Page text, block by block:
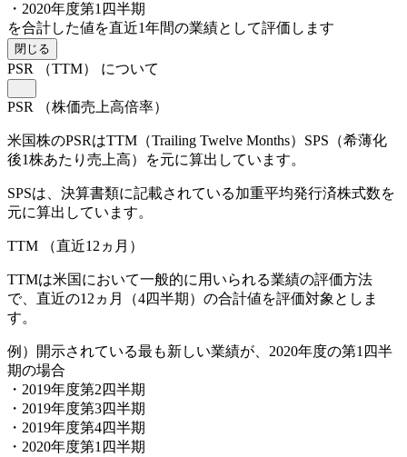
・2020年度第1四半期
を合計した値を直近1年間の業績として評価します
閉じる
PSR （TTM） について
PSR （株価売上高倍率）
米国株のPSRはTTM（Trailing Twelve Months）SPS（希薄化
後1株あたり売上高）を元に算出しています。
SPSは、決算書類に記載されている加重平均発行済株式数を
元に算出しています。
TTM （直近12ヵ月）
TTMは米国において一般的に用いられる業績の評価方法
で、直近の12ヵ月（4四半期）の合計値を評価対象としま
す。
例）開示されている最も新しい業績が、2020年度の第1四半
期の場合
・2019年度第2四半期
・2019年度第3四半期
・2019年度第4四半期
・2020年度第1四半期